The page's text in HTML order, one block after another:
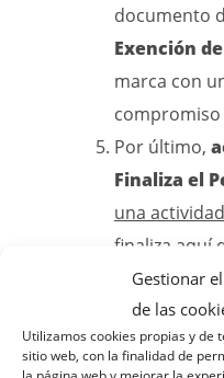
Gestionar
de las
Utilizamos cookies propias y de
sitio web, con la finalidad de
la página web y mejorar la
documento
Exención
marca con
Por último,
Finaliza el
una
finaliza aquí,
continúa
El siguiente
datos de la